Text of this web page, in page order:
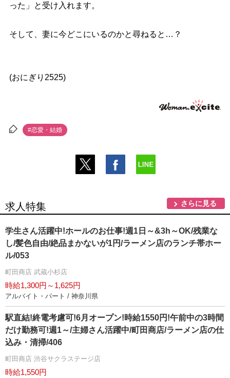
った」と受け入れます。
そして、妻に今どこにいるのかと尋ねると…？
(おにぎり2525)
#恋愛・結婚
求人特集 さらに見る
学生さん活躍中!ホールのお仕事!週1日～&3h～OK/残業な
し/髪色自由/絶品まかないが1円/ラーメン店のランチ帯ホー
ル/053
町田商店 武蔵小杉店
時給1,300円～1,625円
アルバイト・パート / 神奈川県
駅直結!終電考慮可!6月オープン!時給1550円!午前中の3時間
だけ勤務可!週1～/主婦さん活躍中/町田商店/ラーメン店の仕
込み・清掃/406
町田商店 渋谷サクラステージ店
時給1,550円